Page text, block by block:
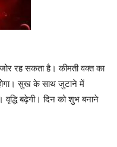
रह सकता है। कीमती वक्त का
होगा। सुख के साथ जुटाने में
वृद्धि बढ़ेगी। दिन को शुभ बनाने